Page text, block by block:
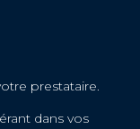
prestataire.
dans vos